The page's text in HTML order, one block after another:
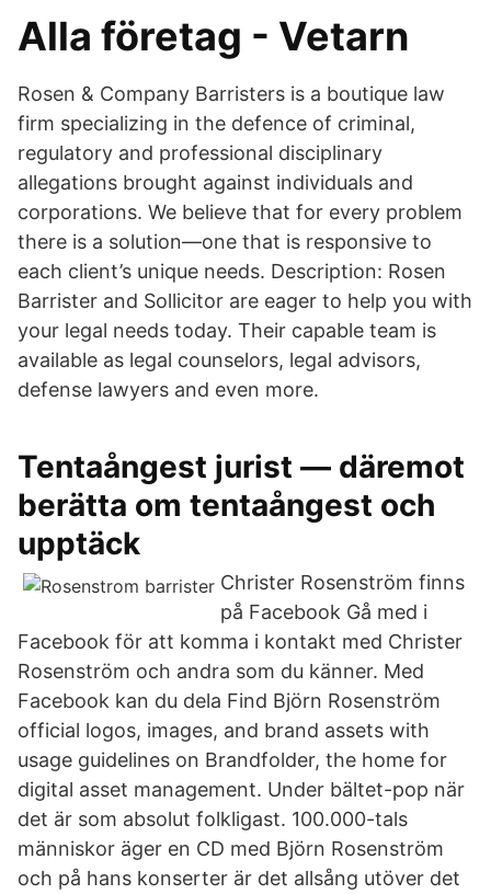
Alla företag - Vetarn
Rosen & Company Barristers is a boutique law
firm specializing in the defence of criminal,
regulatory and professional disciplinary
allegations brought against individuals and
corporations. We believe that for every problem
there is a solution—one that is responsive to
each client’s unique needs. Description: Rosen
Barrister and Sollicitor are eager to help you with
your legal needs today. Their capable team is
available as legal counselors, legal advisors,
defense lawyers and even more.
Tentaångest jurist — däremot
berätta om tentaångest och
upptäck
Christer Rosenström finns
på Facebook Gå med i
Facebook för att komma i kontakt med Christer
Rosenström och andra som du känner. Med
Facebook kan du dela Find Björn Rosenström
official logos, images, and brand assets with
usage guidelines on Brandfolder, the home for
digital asset management. Under bältet-pop när
det är som absolut folkligast. 100.000-tals
människor äger en CD med Björn Rosenström
och på hans konserter är det allsång utöver det